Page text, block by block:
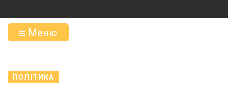
Меню
ПОЛІТИКА